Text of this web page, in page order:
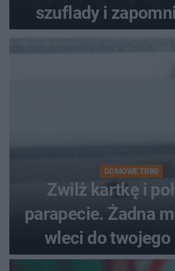
szuflady i
DOMOWE TRIKI
Zwilż kartkę i
parapecie. Żadna
wleci do twojego